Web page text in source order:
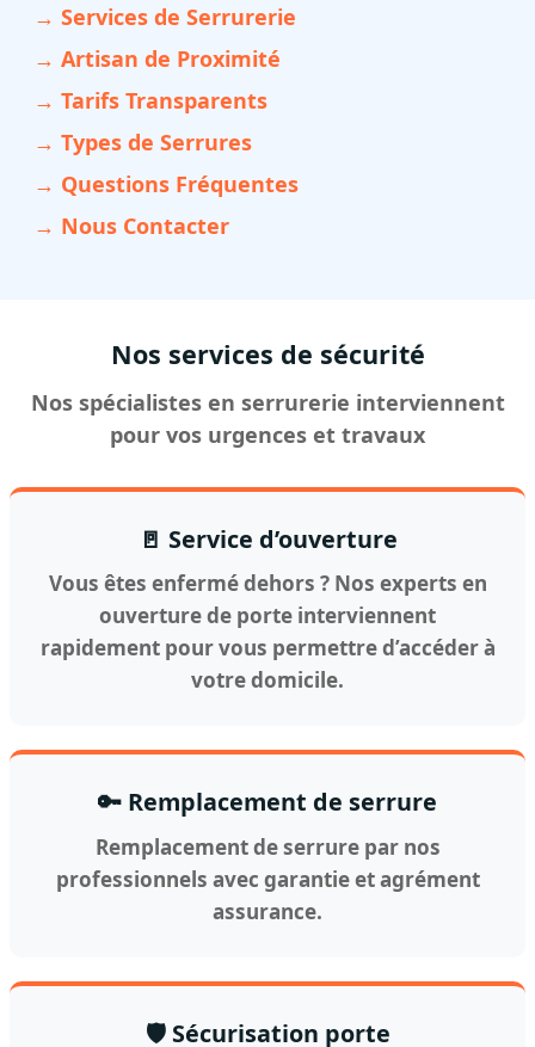
→ Services de Serrurerie
→ Artisan de Proximité
→ Tarifs Transparents
→ Types de Serrures
→ Questions Fréquentes
→ Nous Contacter
Nos services de sécurité
Nos spécialistes en serrurerie interviennent
pour vos urgences et travaux
🚪 Service d’ouverture
Vous êtes enfermé dehors ? Nos experts en
ouverture de porte interviennent
rapidement pour vous permettre d’accéder à
votre domicile.
🔑 Remplacement de serrure
Remplacement de serrure par nos
professionnels avec garantie et agrément
assurance.
🛡️ Sécurisation porte